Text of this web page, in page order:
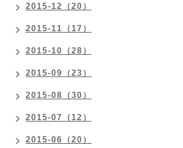
2015-12（20）
2015-11（17）
2015-10（28）
2015-09（23）
2015-08（30）
2015-07（12）
2015-06（20）